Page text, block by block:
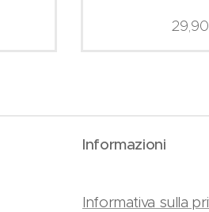
29,90
Informazioni
Informativa sulla